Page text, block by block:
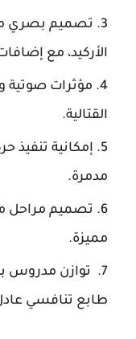
تصميم بصري
الأركيد، مع
مؤثرات صوتية
القتالية.
إمكانية
مدمرة.
تصميم مراحل
مميزة.
توازن مدروس
طابع تنافسي